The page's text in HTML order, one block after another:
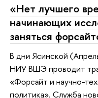
«Нет лучшего
начинающих
заняться
В дни Ясинской
НИУ ВШЭ проводит
«Форсайт и научно-
политика». Служба